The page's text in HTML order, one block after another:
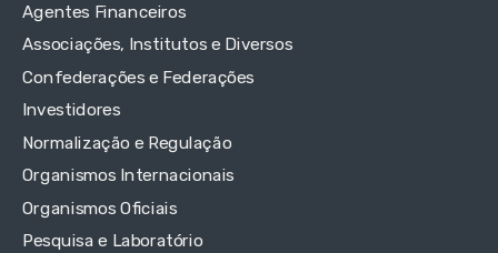
Agentes Financeiros
Associações, Institutos e Diversos
Confederações e Federações
Investidores
Normalização e Regulação
Organismos Internacionais
Organismos Oficiais
Pesquisa e Laboratório